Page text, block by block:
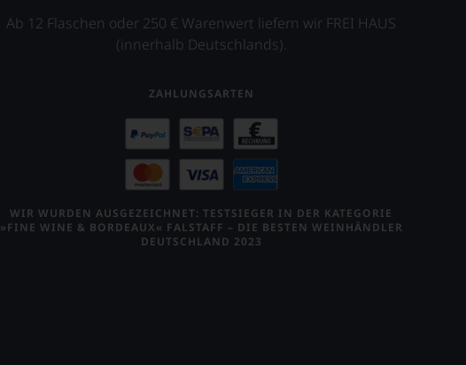
Ab 12 Flaschen oder 250 € Warenwert liefern wir FREI HAUS
(innerhalb Deutschlands).
ZAHLUNGSARTEN
WIR WURDEN AUSGEZEICHNET: TESTSIEGER IN DER KATEGORIE
»FINE WINE & BORDEAUX« FALSTAFF – DIE BESTEN WEINHÄNDLER
DEUTSCHLAND 2023